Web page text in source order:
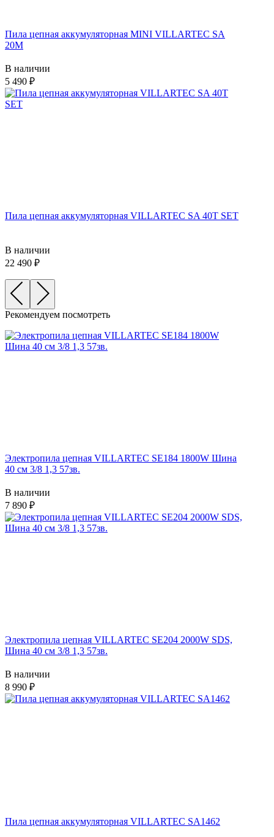
Пила цепная аккумуляторная MINI VILLARTEC SA
20M
В наличии
5 490
Пила цепная аккумуляторная VILLARTEC SA 40T SET
В наличии
22 490
Рекомендуем посмотреть
Электропила цепная VILLARTEC SE184 1800W Шина
40 см 3/8 1,3 57зв.
В наличии
7 890
Электропила цепная VILLARTEC SE204 2000W SDS,
Шина 40 см 3/8 1,3 57зв.
В наличии
8 990
Пила цепная аккумуляторная VILLARTEC SA1462